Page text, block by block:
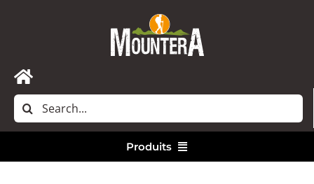
Toggle
Navigation
Accueil
Rechercher:
Produits